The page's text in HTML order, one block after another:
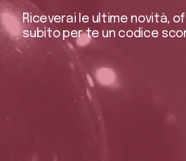
Riceverai le ultime novità,
subito per te un codice